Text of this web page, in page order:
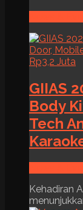
GIIAS
Body
Tech
Kehadiran